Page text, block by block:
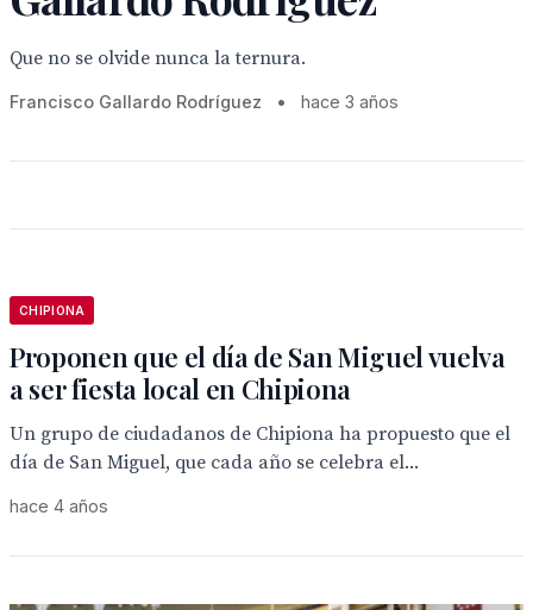
Que no se olvide nunca la ternura.
Francisco Gallardo Rodríguez • hace 3 años
CHIPIONA
Proponen que el día de San Miguel vuelva
a ser fiesta local en Chipiona
Un grupo de ciudadanos de Chipiona ha propuesto que el
día de San Miguel, que cada año se celebra el...
hace 4 años